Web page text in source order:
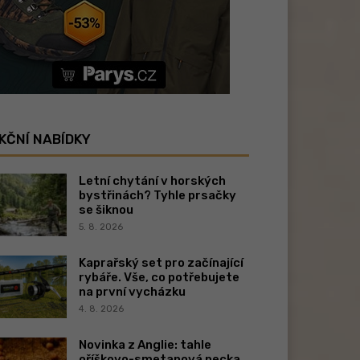
NABÍDKY
Letní chytání v horských
bystřinách? Tyhle prsačky
se šiknou
5. 8. 2026
Kaprařský set pro začínající
rybáře. Vše, co potřebujete
na první vycházku
4. 8. 2026
Novinka z Anglie: tahle